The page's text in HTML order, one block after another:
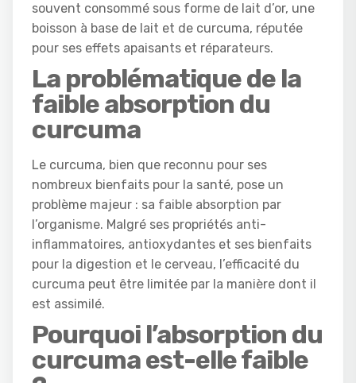
souvent consommé sous forme de lait d’or, une
boisson à base de lait et de curcuma, réputée
pour ses effets apaisants et réparateurs.
La problématique de la
faible absorption du
curcuma
Le curcuma, bien que reconnu pour ses
nombreux bienfaits pour la santé, pose un
problème majeur : sa faible absorption par
l’organisme. Malgré ses propriétés anti-
inflammatoires, antioxydantes et ses bienfaits
pour la digestion et le cerveau, l’efficacité du
curcuma peut être limitée par la manière dont il
est assimilé.
Pourquoi l’absorption du
curcuma est-elle faible